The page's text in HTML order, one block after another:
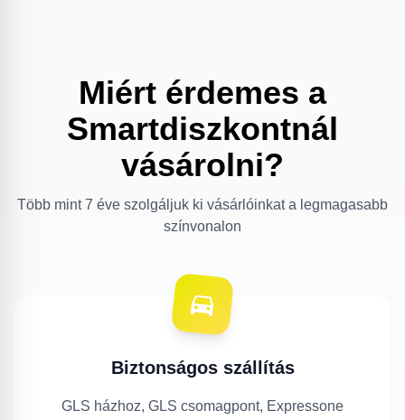
Miért érdemes a
Smartdiszkontnál
vásárolni?
Több mint 7 éve szolgáljuk ki vásárlóinkat a legmagasabb
színvonalon
Biztonságos szállítás
GLS házhoz, GLS csomagpont, Expressone